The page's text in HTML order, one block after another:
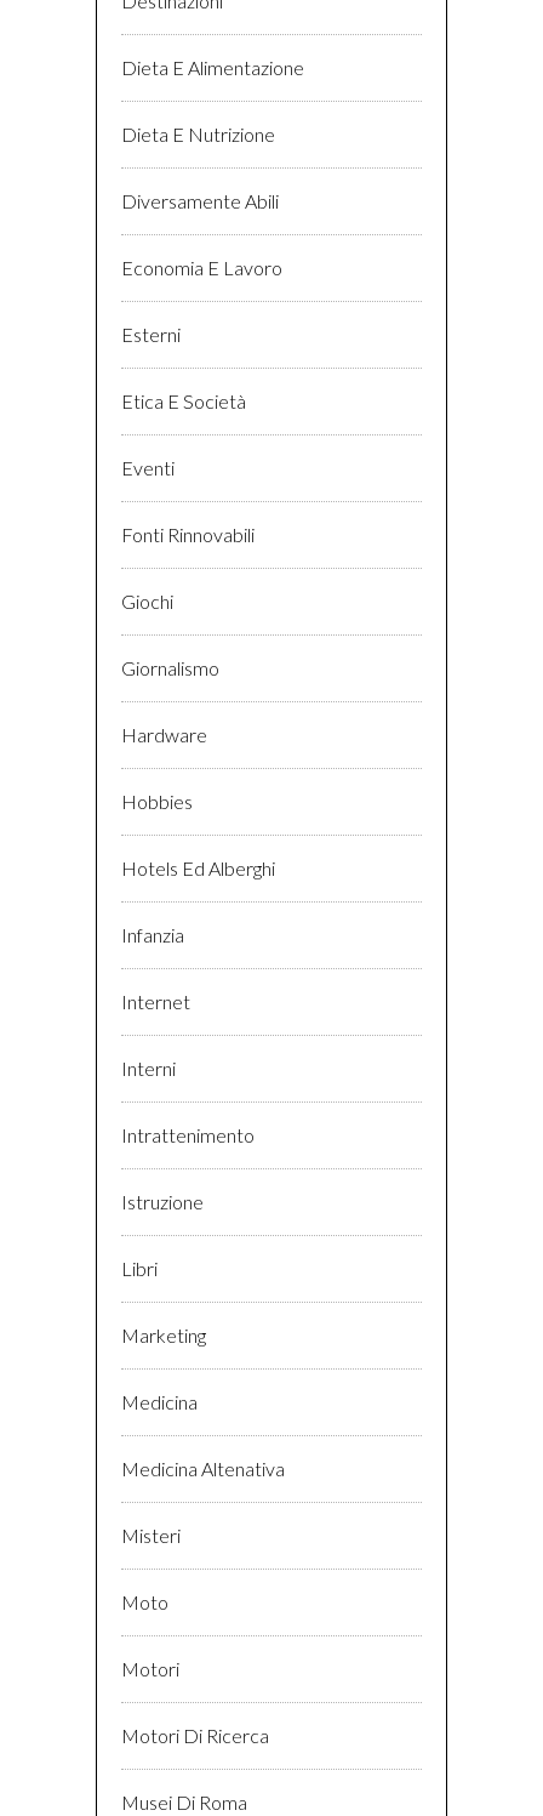
Dieta E Alimentazione
Dieta E Nutrizione
Diversamente Abili
Economia E Lavoro
Esterni
Etica E Società
Eventi
Fonti Rinnovabili
Giochi
Giornalismo
Hardware
Hobbies
Hotels Ed Alberghi
Infanzia
Internet
Interni
Intrattenimento
Istruzione
Libri
Marketing
Medicina
Medicina Altenativa
Misteri
Moto
Motori
Motori Di Ricerca
Musei Di Roma